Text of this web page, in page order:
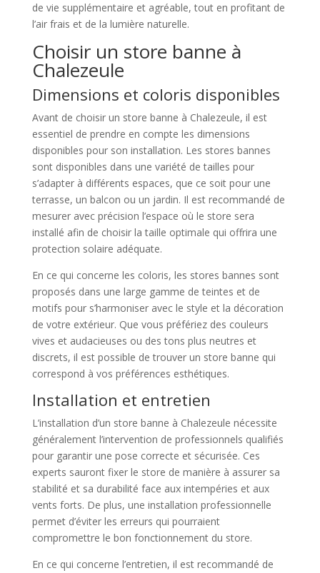
de vie supplémentaire et agréable, tout en profitant de
l’air frais et de la lumière naturelle.
Choisir un store banne à
Chalezeule
Dimensions et coloris disponibles
Avant de choisir un store banne à Chalezeule, il est
essentiel de prendre en compte les dimensions
disponibles pour son installation. Les stores bannes
sont disponibles dans une variété de tailles pour
s’adapter à différents espaces, que ce soit pour une
terrasse, un balcon ou un jardin. Il est recommandé de
mesurer avec précision l’espace où le store sera
installé afin de choisir la taille optimale qui offrira une
protection solaire adéquate.
En ce qui concerne les coloris, les stores bannes sont
proposés dans une large gamme de teintes et de
motifs pour s’harmoniser avec le style et la décoration
de votre extérieur. Que vous préfériez des couleurs
vives et audacieuses ou des tons plus neutres et
discrets, il est possible de trouver un store banne qui
correspond à vos préférences esthétiques.
Installation et entretien
L’installation d’un store banne à Chalezeule nécessite
généralement l’intervention de professionnels qualifiés
pour garantir une pose correcte et sécurisée. Ces
experts sauront fixer le store de manière à assurer sa
stabilité et sa durabilité face aux intempéries et aux
vents forts. De plus, une installation professionnelle
permet d’éviter les erreurs qui pourraient
compromettre le bon fonctionnement du store.
En ce qui concerne l’entretien, il est recommandé de